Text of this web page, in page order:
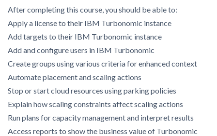
After completing this course, you should be able to:
Apply a license to their IBM Turbonomic instance
Add targets to their IBM Turbonomic instance
Add and configure users in IBM Turbonomic
Create groups using various criteria for enhanced context
Automate placement and scaling actions
Stop or start cloud resources using parking policies
Explain how scaling constraints affect scaling actions
Run plans for capacity management and interpret results
Access reports to show the business value of Turbonomic